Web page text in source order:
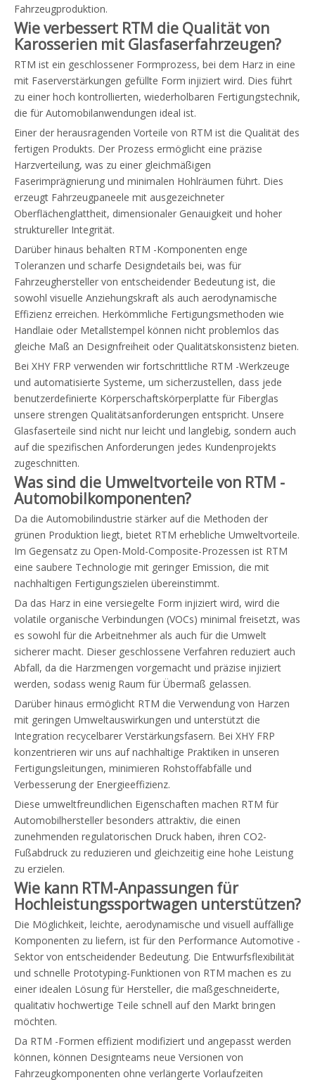
Fahrzeugproduktion.
Wie verbessert RTM die Qualität von
Karosserien mit Glasfaserfahrzeugen?
RTM ist ein geschlossener Formprozess, bei dem Harz in eine
mit Faserverstärkungen gefüllte Form injiziert wird. Dies führt
zu einer hoch kontrollierten, wiederholbaren Fertigungstechnik,
die für Automobilanwendungen ideal ist.
Einer der herausragenden Vorteile von RTM ist die Qualität des
fertigen Produkts. Der Prozess ermöglicht eine präzise
Harzverteilung, was zu einer gleichmäßigen
Faserimprägnierung und minimalen Hohlräumen führt. Dies
erzeugt Fahrzeugpaneele mit ausgezeichneter
Oberflächenglattheit, dimensionaler Genauigkeit und hoher
struktureller Integrität.
Darüber hinaus behalten RTM -Komponenten enge
Toleranzen und scharfe Designdetails bei, was für
Fahrzeughersteller von entscheidender Bedeutung ist, die
sowohl visuelle Anziehungskraft als auch aerodynamische
Effizienz erreichen. Herkömmliche Fertigungsmethoden wie
Handlaie oder Metallstempel können nicht problemlos das
gleiche Maß an Designfreiheit oder Qualitätskonsistenz bieten.
Bei XHY FRP verwenden wir fortschrittliche RTM -Werkzeuge
und automatisierte Systeme, um sicherzustellen, dass jede
benutzerdefinierte Körperschaftskörperplatte für Fiberglas
unsere strengen Qualitätsanforderungen entspricht. Unsere
Glasfaserteile sind nicht nur leicht und langlebig, sondern auch
auf die spezifischen Anforderungen jedes Kundenprojekts
zugeschnitten.
Was sind die Umweltvorteile von RTM -
Automobilkomponenten?
Da die Automobilindustrie stärker auf die Methoden der
grünen Produktion liegt, bietet RTM erhebliche Umweltvorteile.
Im Gegensatz zu Open-Mold-Composite-Prozessen ist RTM
eine saubere Technologie mit geringer Emission, die mit
nachhaltigen Fertigungszielen übereinstimmt.
Da das Harz in eine versiegelte Form injiziert wird, wird die
volatile organische Verbindungen (VOCs) minimal freisetzt, was
es sowohl für die Arbeitnehmer als auch für die Umwelt
sicherer macht. Dieser geschlossene Verfahren reduziert auch
Abfall, da die Harzmengen vorgemacht und präzise injiziert
werden, sodass wenig Raum für Übermaß gelassen.
Darüber hinaus ermöglicht RTM die Verwendung von Harzen
mit geringen Umweltauswirkungen und unterstützt die
Integration recycelbarer Verstärkungsfasern. Bei XHY FRP
konzentrieren wir uns auf nachhaltige Praktiken in unseren
Fertigungsleitungen, minimieren Rohstoffabfälle und
Verbesserung der Energieeffizienz.
Diese umweltfreundlichen Eigenschaften machen RTM für
Automobilhersteller besonders attraktiv, die einen
zunehmenden regulatorischen Druck haben, ihren CO2-
Fußabdruck zu reduzieren und gleichzeitig eine hohe Leistung
zu erzielen.
Wie kann RTM-Anpassungen für
Hochleistungssportwagen unterstützen?
Die Möglichkeit, leichte, aerodynamische und visuell auffällige
Komponenten zu liefern, ist für den Performance Automotive -
Sektor von entscheidender Bedeutung. Die Entwurfsflexibilität
und schnelle Prototyping-Funktionen von RTM machen es zu
einer idealen Lösung für Hersteller, die maßgeschneiderte,
qualitativ hochwertige Teile schnell auf den Markt bringen
möchten.
Da RTM -Formen effizient modifiziert und angepasst werden
können, können Designteams neue Versionen von
Fahrzeugkomponenten ohne verlängerte Vorlaufzeiten